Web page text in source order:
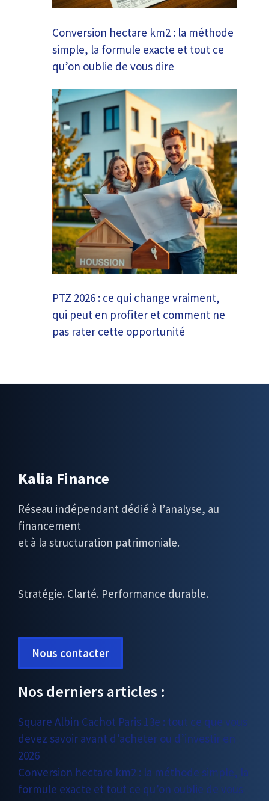
Conversion hectare km2 : la méthode
simple, la formule exacte et tout ce
qu’on oublie de vous dire
PTZ 2026 : ce qui change vraiment,
qui peut en profiter et comment ne
pas rater cette opportunité
Kalia Finance
Réseau indépendant dédié à l’analyse, au
financement
et à la structuration patrimoniale.
Stratégie. Clarté. Performance durable.
Nous contacter
Nos derniers articles :
Square Albin Cachot Paris 13e : tout ce que vous
devez savoir avant d’acheter ou d’investir en
2026
Conversion hectare km2 : la méthode simple, la
formule exacte et tout ce qu’on oublie de vous